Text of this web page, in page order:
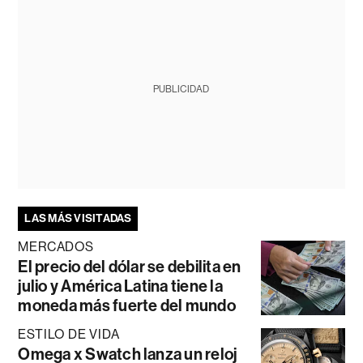
PUBLICIDAD
LAS MÁS VISITADAS
MERCADOS
El precio del dólar se debilita en
julio y América Latina tiene la
moneda más fuerte del mundo
ESTILO DE VIDA
Omega x Swatch lanza un reloj